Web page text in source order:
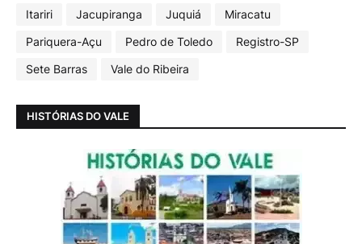
Itariri
Jacupiranga Juquiá
Miracatu
Pariquera-Açu
Pedro de Toledo
Registro-SP
Sete Barras
Vale do Ribeira
HISTÓRIAS DO VALE